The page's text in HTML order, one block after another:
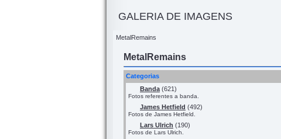
GALERIA DE IMAGENS
MetalRemains
MetalRemains
Categorias
Banda (621)
Fotos referentes a banda.
James Hetfield (492)
Fotos de James Hetfield.
Lars Ulrich (190)
Fotos de Lars Ulrich.